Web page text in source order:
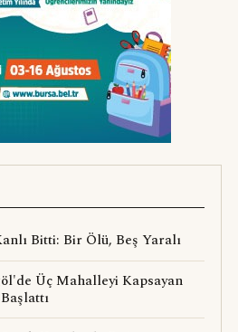
Bitti: Bir Ölü, Beş Yaralı
Üç Mahalleyi Kapsayan